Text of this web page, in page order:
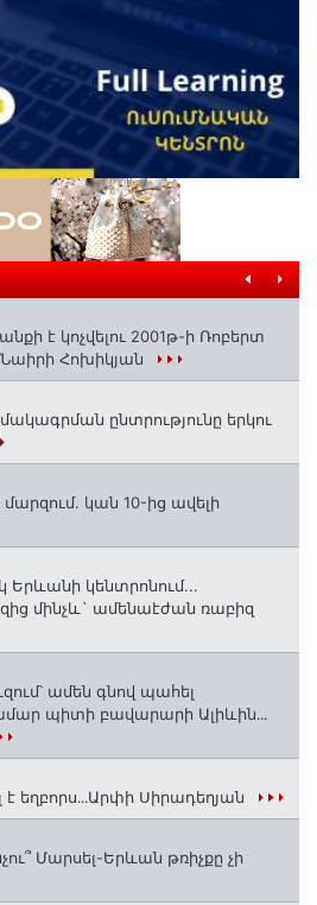
է կոչվելու 2001թ-ի Ռոբերտ
Հոխիկյան
ընտրությունը երկու
կան 10-ից ավելի
Երևանի կենտրոնում...
մինչև` ամենաէժան ռաբիզ
ամեն գնով պահել
պիտի բավարարի Ալիևին․․․
եղբորս․․․Արփի Սիրադեղյան
Մարսել-Երևան թռիչքը չի